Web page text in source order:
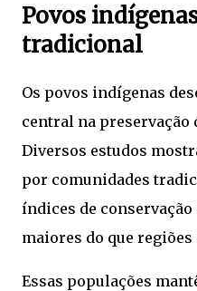
Povos
tradicional
Os povos indígenas
central na
Diversos estudos
por comunidades
índices de
maiores do que
Essas populações